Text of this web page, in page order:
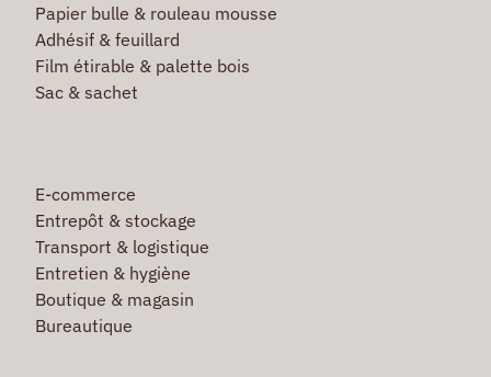
Papier bulle & rouleau mousse
Adhésif & feuillard
Film étirable & palette bois
Sac & sachet
E-commerce
Entrepôt & stockage
Transport & logistique
Entretien & hygiène
Boutique & magasin
Bureautique